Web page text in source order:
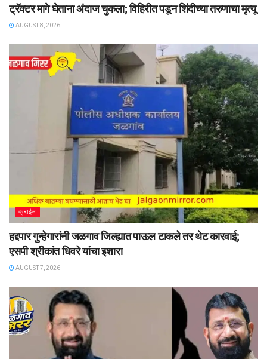
ट्रॅक्टर मागे घेताना अंदाज चुकला; विहिरीत पडून शिंदीच्या तरुणाचा मृत्यू
AUGUST 8, 2026
क्राईम
हद्दपार गुन्हेगारांनी जळगाव जिल्ह्यात पाऊल टाकले तर थेट कारवाई;
एसपी श्रीकांत धिवरे यांचा इशारा
AUGUST 7, 2026